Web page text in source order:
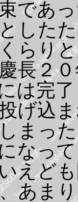
であ
した
らり
長２
は完
げ込
まっ
なっ
えど
あま